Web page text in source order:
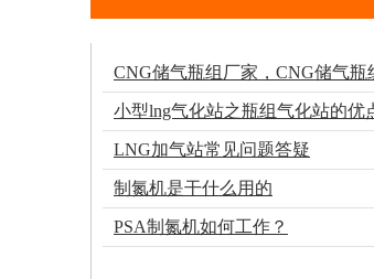
CNG储气瓶组厂家，CNG储气
小型lng气化站之瓶组气化站的
LNG加气站常见问题答疑
制氮机是干什么用的
PSA制氮机如何工作？